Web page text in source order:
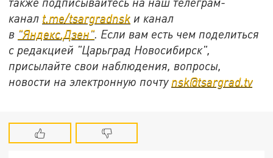
канал t.me/tsargradnsk и канал
в "Яндекс.Дзен". Если вам есть чем поделиться
с редакцией "Царьград Новосибирск",
присылайте свои наблюдения, вопросы,
новости на электронную почту nsk@tsargrad.tv